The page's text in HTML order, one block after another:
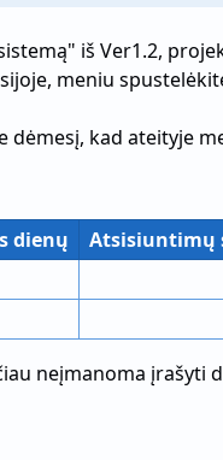
iš Ver1.2,
meniu
kad ateityje
dienų Atsisiuntimų
neįmanoma įrašyti